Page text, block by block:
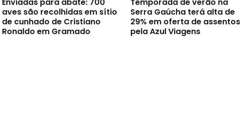
Enviadas para abate: 700
aves são recolhidas em sítio
de cunhado de Cristiano
Ronaldo em Gramado
Temporada de verão na
Serra Gaúcha terá alta de
29% em oferta de assentos
pela Azul Viagens